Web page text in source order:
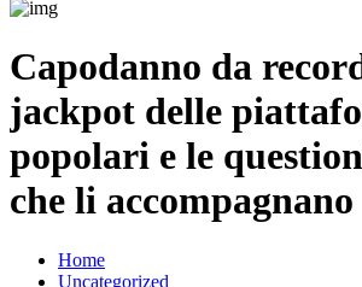
Capodanno da
jackpot delle
popolari e le
che li accompagnano
Home
Uncategorized